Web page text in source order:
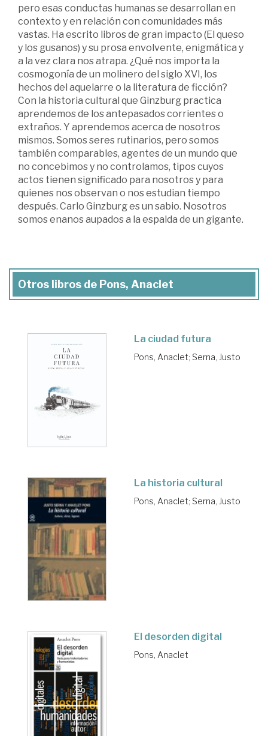
pero esas conductas humanas se desarrollan en
contexto y en relación con comunidades más
vastas. Ha escrito libros de gran impacto (El queso
y los gusanos) y su prosa envolvente, enigmática y
a la vez clara nos atrapa. ¿Qué nos importa la
cosmogonía de un molinero del siglo XVI, los
hechos del aquelarre o la literatura de ficción?
Con la historia cultural que Ginzburg practica
aprendemos de los antepasados corrientes o
extraños. Y aprendemos acerca de nosotros
mismos. Somos seres rutinarios, pero somos
también comparables, agentes de un mundo que
no concebimos y no controlamos, tipos cuyos
actos tienen significado para nosotros y para
quienes nos observan o nos estudian tiempo
después. Carlo Ginzburg es un sabio. Nosotros
somos enanos aupados a la espalda de un gigante.
Otros libros de Pons, Anaclet
La ciudad futura
Pons, Anaclet; Serna, Justo
La historia cultural
Pons, Anaclet; Serna, Justo
El desorden digital
Pons, Anaclet